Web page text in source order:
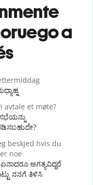
a
avtale et møte?
beskjed hvis du
noe
ಅಗತ್ಯವಿದ್ದರೆ
ನನಗೆ ತಿಳಿಸಿ